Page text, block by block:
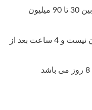
بینی گوشتی در تهران بین 30 تا 90 میلیون
معمولاً نیازی به بستری در بیمارستان نیست و 4 ساعت بعد از